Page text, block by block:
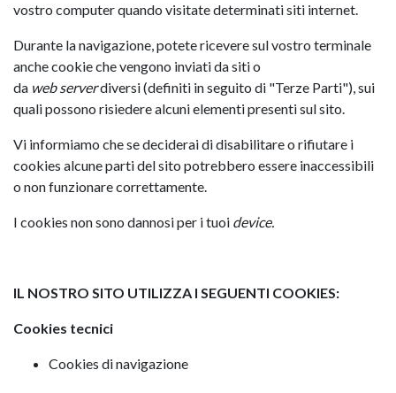
vostro computer quando visitate determinati siti internet.
Durante la navigazione, potete ricevere sul vostro terminale
anche cookie che vengono inviati da siti o
da web serverdiversi (definiti in seguito di "Terze Parti"), sui
quali possono risiedere alcuni elementi presenti sul sito.
Vi informiamo che se deciderai di disabilitare o rifiutare i
cookies alcune parti del sito potrebbero essere inaccessibili
o non funzionare correttamente.
I cookies non sono dannosi per i tuoi device.
IL NOSTRO SITO UTILIZZA I SEGUENTI COOKIES:
Cookies tecnici
Cookies di navigazione